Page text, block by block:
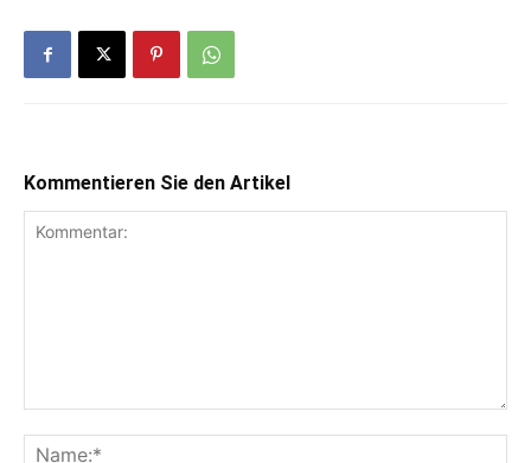
Kommentieren Sie den Artikel